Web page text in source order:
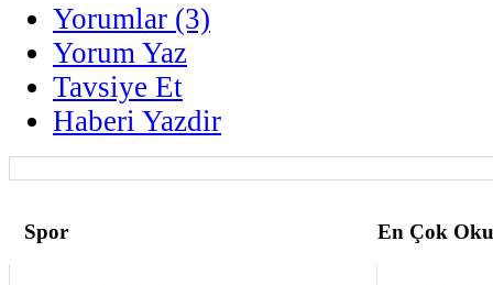
Yorumlar (3)
Yorum Yaz
Tavsiye Et
Haberi Yazdir
Spor En Çok